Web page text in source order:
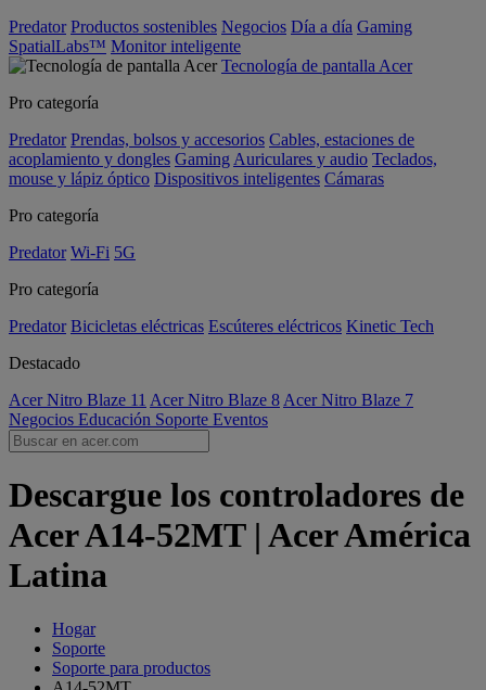
Predator Productos sostenibles Negocios Día a día Gaming
SpatialLabs™ Monitor inteligente
Tecnología de pantalla Acer
Pro categoría
Predator Prendas, bolsos y accesorios Cables, estaciones de
acoplamiento y dongles Gaming Auriculares y audio Teclados,
mouse y lápiz óptico Dispositivos inteligentes Cámaras
Pro categoría
Predator Wi-Fi 5G
Pro categoría
Predator Bicicletas eléctricas Escúteres eléctricos Kinetic Tech
Destacado
Acer Nitro Blaze 11 Acer Nitro Blaze 8 Acer Nitro Blaze 7
Negocios Educación Soporte Eventos
Descargue los controladores de
Acer A14-52MT | Acer América
Latina
Hogar
Soporte
Soporte para productos